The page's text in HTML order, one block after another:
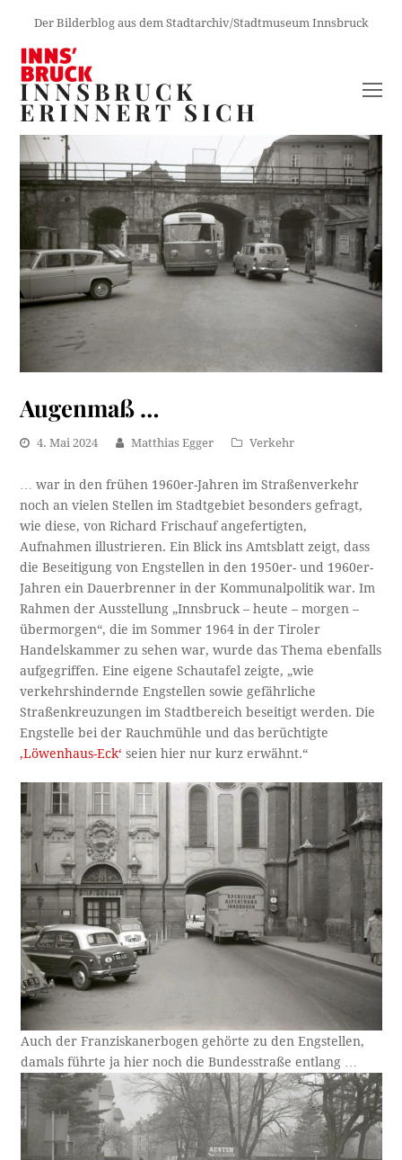
Der Bilderblog aus dem Stadtarchiv/Stadtmuseum Innsbruck
INNSBRUCK
ERINNERT SICH
Augenmaß …
4. Mai 2024 Matthias Egger Verkehr
… war in den frühen 1960er-Jahren im Straßenverkehr
noch an vielen Stellen im Stadtgebiet besonders gefragt,
wie diese, von Richard Frischauf angefertigten,
Aufnahmen illustrieren. Ein Blick ins Amtsblatt zeigt, dass
die Beseitigung von Engstellen in den 1950er- und 1960er-
Jahren ein Dauerbrenner in der Kommunalpolitik war. Im
Rahmen der Ausstellung „Innsbruck – heute – morgen –
übermorgen“, die im Sommer 1964 in der Tiroler
Handelskammer zu sehen war, wurde das Thema ebenfalls
aufgegriffen. Eine eigene Schautafel zeigte, „wie
verkehrshindernde Engstellen sowie gefährliche
Straßenkreuzungen im Stadtbereich beseitigt werden. Die
Engstelle bei der Rauchmühle und das berüchtigte
‚Löwenhaus-Eck‘ seien hier nur kurz erwähnt.“
Auch der Franziskanerbogen gehörte zu den Engstellen,
damals führte ja hier noch die Bundesstraße entlang …